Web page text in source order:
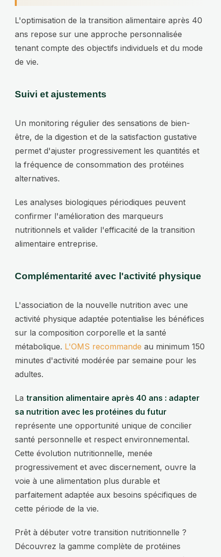
L'optimisation de la transition alimentaire après 40
ans repose sur une approche personnalisée
tenant compte des objectifs individuels et du mode
de vie.
Suivi et ajustements
Un monitoring régulier des sensations de bien-
être, de la digestion et de la satisfaction gustative
permet d'ajuster progressivement les quantités et
la fréquence de consommation des protéines
alternatives.
Les analyses biologiques périodiques peuvent
confirmer l'amélioration des marqueurs
nutritionnels et valider l'efficacité de la transition
alimentaire entreprise.
Complémentarité avec l'activité physique
L'association de la nouvelle nutrition avec une
activité physique adaptée potentialise les bénéfices
sur la composition corporelle et la santé
métabolique. L'OMS recommande au minimum 150
minutes d'activité modérée par semaine pour les
adultes.
La transition alimentaire après 40 ans : adapter
sa nutrition avec les protéines du futur
représente une opportunité unique de concilier
santé personnelle et respect environnemental.
Cette évolution nutritionnelle, menée
progressivement et avec discernement, ouvre la
voie à une alimentation plus durable et
parfaitement adaptée aux besoins spécifiques de
cette période de la vie.
Prêt à débuter votre transition nutritionnelle ?
Découvrez la gamme complète de protéines